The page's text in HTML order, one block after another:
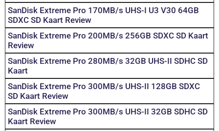
SanDisk Extreme Pro 170MB/s UHS-I U3 V30 64GB
SDXC SD Kaart Review
SanDisk Extreme Pro 200MB/s 256GB SDXC SD Kaart
Review
SanDisk Extreme Pro 280MB/s 32GB UHS-II SDHC SD
Kaart
SanDisk Extreme Pro 300MB/s UHS-II 128GB SDXC
SD Kaart Review
SanDisk Extreme Pro 300MB/s UHS-II 32GB SDHC SD
Kaart Review